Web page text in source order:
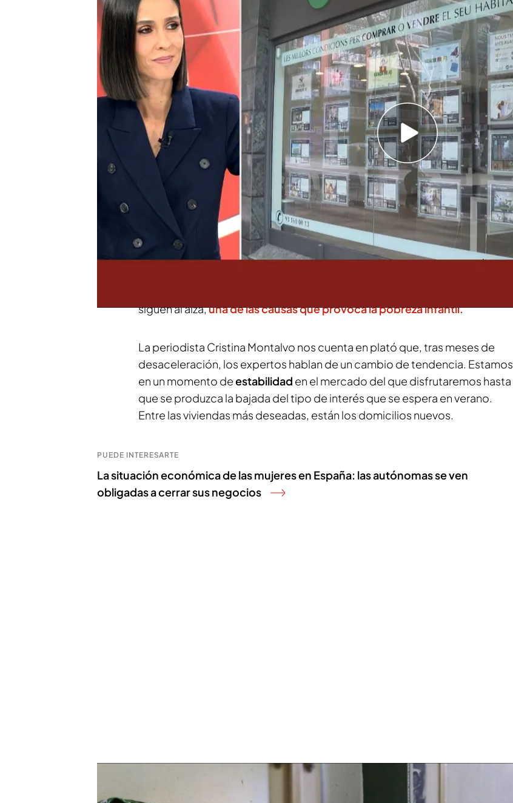
21 MAR 2024 - 16:39h.
La estadística notarial muestra que en el primer mes del año se
formalizaron 48.517 compraventas
Se espera que las ventas de las viviendas de más de un millón de euros
aumenten en un 40%
El alquiler en España: cuatro de cada diez hogares destinan más del
40% de su sueldo
Compartir
El mercado inmobiliario comienza con unabajadadeltipo de interés
en
2024. En enero, se vendieron54.346 viviendas.Pese a que las cifra sigue
siguen al alza,una de las causas que provoca la pobreza infantil.
La periodista Cristina Montalvo nos cuenta en plató que, tras meses de
desaceleración, los expertos hablan de un cambio de tendencia. Estamos
en un momento deestabilidad en el mercado del que disfrutaremos hasta
que se produzca la bajada del tipo de interés que se espera en verano.
Entre las viviendas más deseadas, están los domicilios nuevos.
PUEDE INTERESARTE
La situación económica de las mujeres en España: las autónomas se ven
obligadas a cerrar sus negocios
El precio de la vivienda, la razón del aumento de la pobreza infantil en España: 780.000 niños en España
Las compraventas y los precios siguen subiendo en 2024